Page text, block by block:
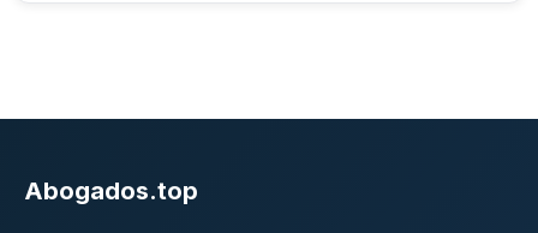
Abogados.top